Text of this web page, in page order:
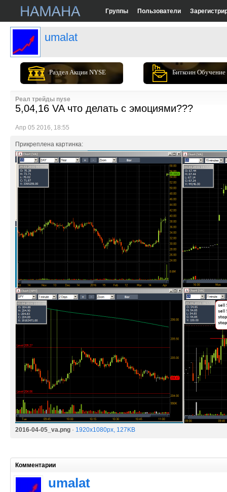
Группы Пользователи
umalat
Раздел Акции NYSE Биткоин Обучение
Реал трейды nyse
5,04,16 VA что делать с эмоциями???
Апр 05 2016, 18:55
Прикреплена картинка:
2016-04-05_va.png · 1920x1080px, 127KB
Комментарии
umalat